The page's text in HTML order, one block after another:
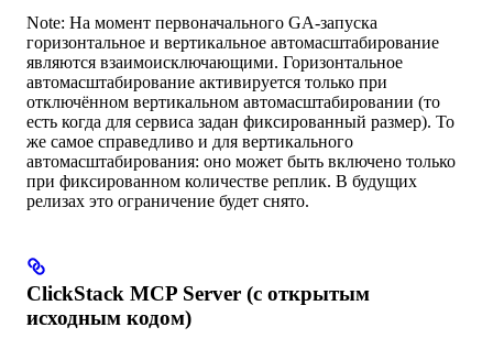
Note: На момент первоначального GA-запуска
горизонтальное и вертикальное автомасштабирование
являются взаимоисключающими. Горизонтальное
автомасштабирование активируется только при
отключённом вертикальном автомасштабировании (то
есть когда для сервиса задан фиксированный размер). То
же самое справедливо и для вертикального
автомасштабирования: оно может быть включено только
при фиксированном количестве реплик. В будущих
релизах это ограничение будет снято.
ClickStack MCP Server (с открытым
исходным кодом)